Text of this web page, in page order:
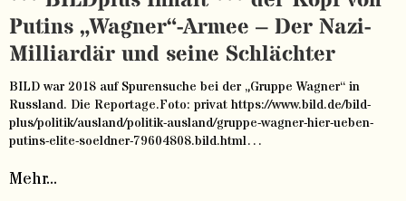
Putins „Wagner“-Armee – Der Nazi-
Milliardär und seine Schlächter
BILD war 2018 auf Spurensuche bei der „Gruppe Wagner“ in
Russland. Die Reportage.Foto: privat https://www.bild.de/bild-
plus/politik/ausland/politik-ausland/gruppe-wagner-hier-ueben-
putins-elite-soeldner-79604808.bild.html…
Mehr...